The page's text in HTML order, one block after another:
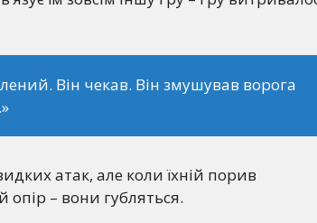
Він чекав. Він змушував ворога
атак, але коли їхній порив
опір – вони губляться.